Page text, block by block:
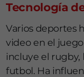
Tecnología
Varios deportes
video en el
incluye el rugby,
futbol. Ha